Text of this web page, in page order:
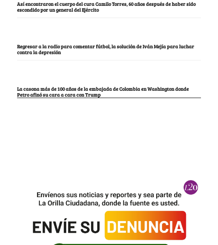
Así encontraron el cuerpo del cura Camilo Torres, 60 años después de haber sido
escondido por un general del Ejército
Regresar a la radio para comentar fútbol, la solución de Iván Mejía para luchar
contra la depresión
La casona más de 100 años de la embajada de Colombia en Washington donde
Petro afinó su cara a cara con Trump